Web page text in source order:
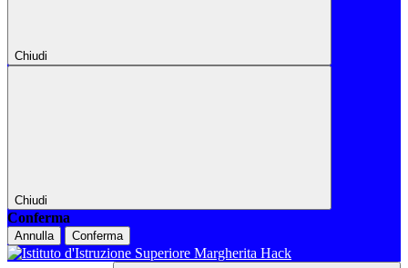
Chiudi
Chiudi
Conferma
Annulla Conferma